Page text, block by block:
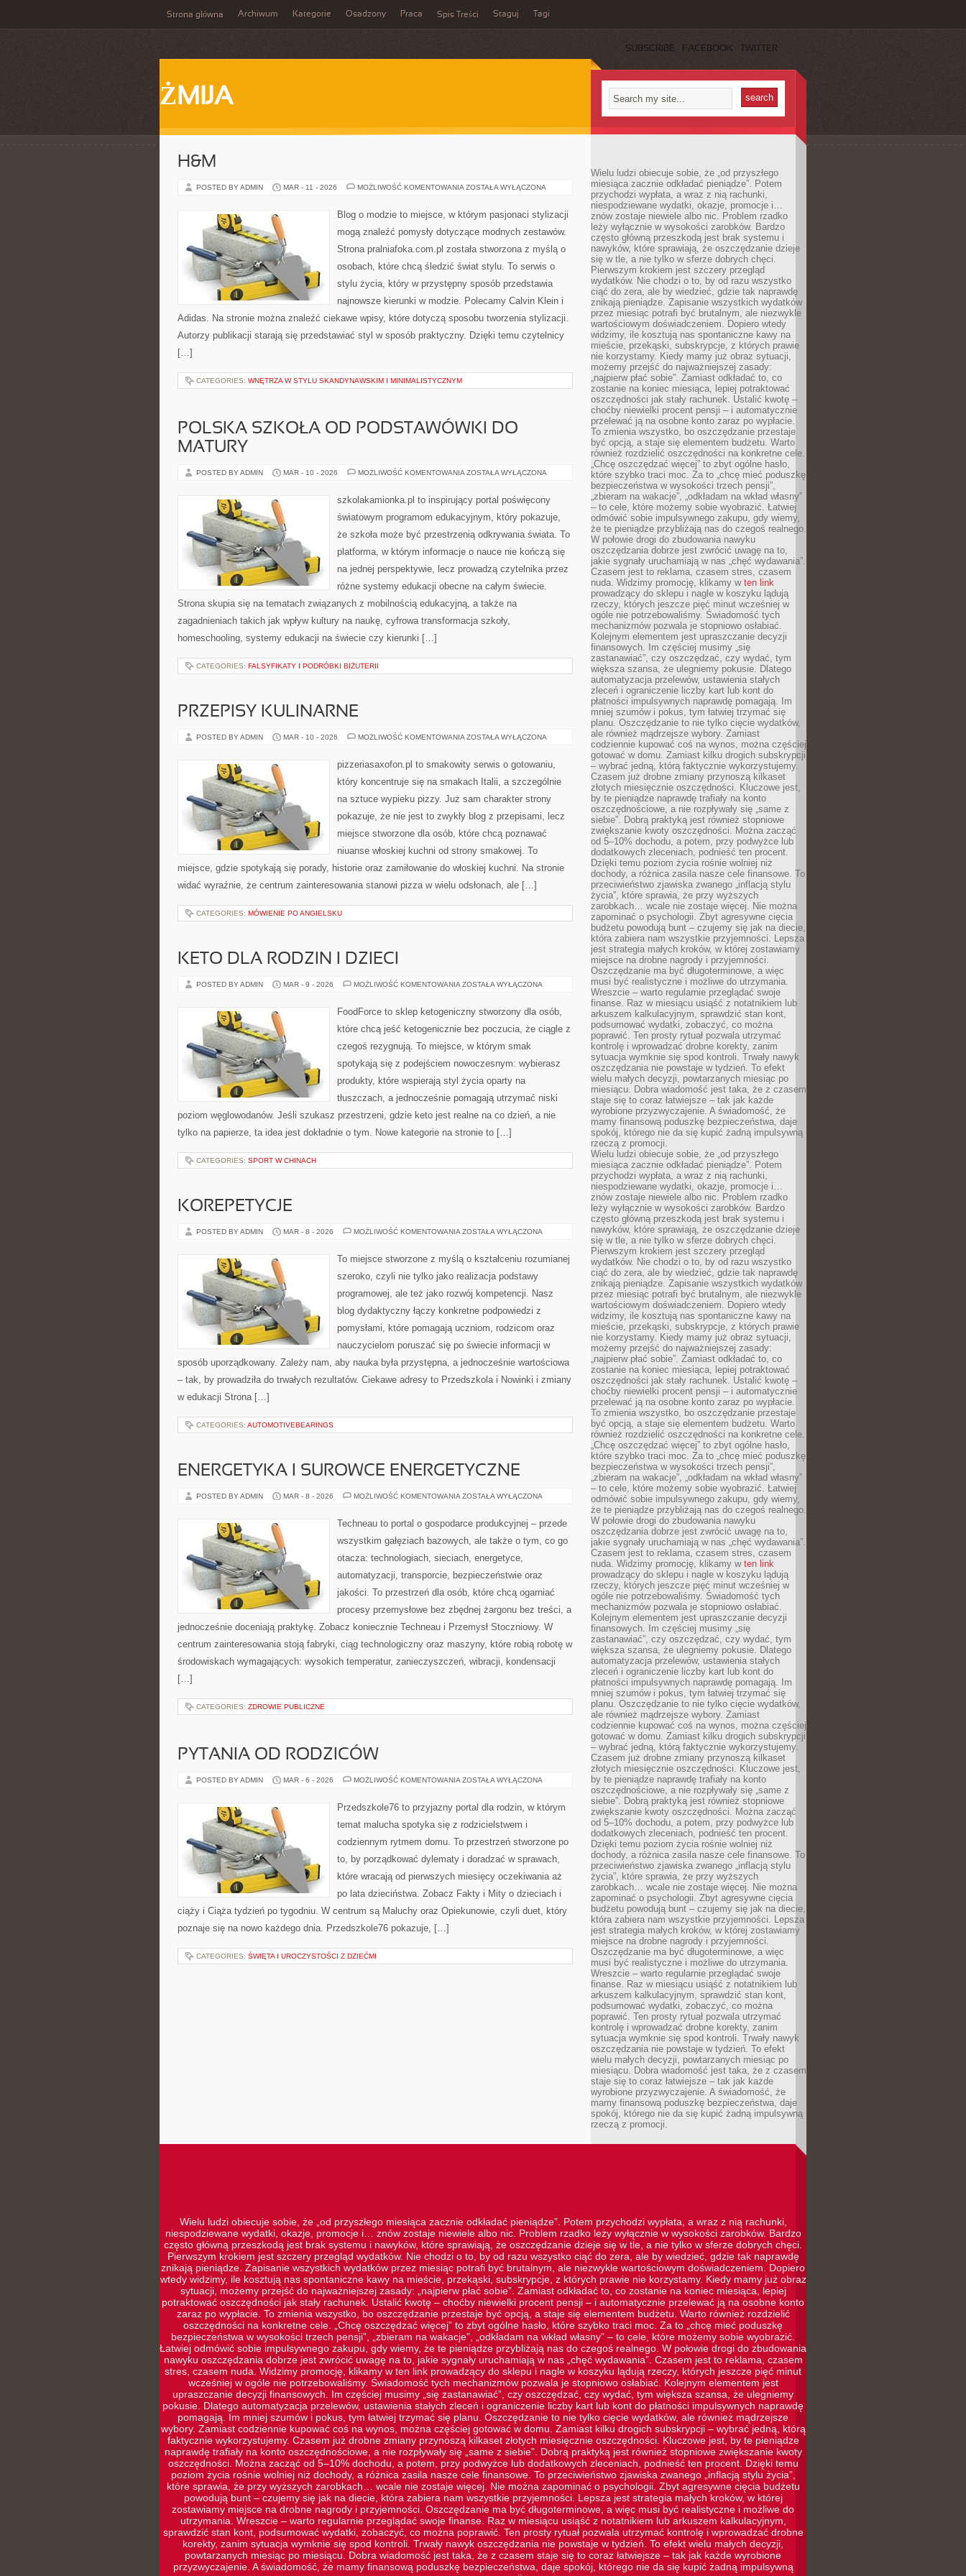
Strona główna Archiwum Kategorie Osadzony Praca Spis Treści Staguj Tagi
SUBSCRIBE FACEBOOK TWITTER
ŻMIJA
H&M
POSTED BY ADMIN MAR - 11 - 2026 MOŻLIWOŚĆ KOMENTOWANIA H&M
ZOSTAŁA WYŁĄCZONA
Blog o modzie to miejsce, w którym pasjonaci stylizacji
mogą znaleźć pomysły dotyczące modnych zestawów.
Strona pralniafoka.com.pl została stworzona z myślą o
osobach, które chcą śledzić świat stylu. To serwis o
stylu życia, który w przystępny sposób przedstawia
najnowsze kierunki w modzie. Polecamy Calvin Klein i
Adidas. Na stronie można znaleźć ciekawe wpisy, które dotyczą sposobu tworzenia stylizacji.
Autorzy publikacji starają się przedstawiać styl w sposób praktyczny. Dzięki temu czytelnicy
[…]
CATEGORIES: WNĘTRZA W STYLU SKANDYNAWSKIM I MINIMALISTYCZNYM
POLSKA SZKOŁA OD PODSTAWÓWKI DO
MATURY
POSTED BY ADMIN MAR - 10 - 2026 MOŻLIWOŚĆ KOMENTOWANIA POLSKA
PODSTAWÓWKI
DO
ZOSTAŁA WYŁĄCZONA
szkolakamionka.pl to inspirujący portal poświęcony
światowym programom edukacyjnym, który pokazuje,
że szkoła może być przestrzenią odkrywania świata. To
platforma, w którym informacje o nauce nie kończą się
na jednej perspektywie, lecz prowadzą czytelnika przez
różne systemy edukacji obecne na całym świecie.
Strona skupia się na tematach związanych z mobilnością edukacyjną, a także na
zagadnieniach takich jak wpływ kultury na naukę, cyfrowa transformacja szkoły,
homeschooling, systemy edukacji na świecie czy kierunki […]
CATEGORIES: FALSYFIKATY I PODRÓBKI BIŻUTERII
PRZEPISY KULINARNE
POSTED BY ADMIN MAR - 10 - 2026 MOŻLIWOŚĆ KOMENTOWANIA PRZEPISY
ZOSTAŁA WYŁĄCZONA
pizzeriasaxofon.pl to smakowity serwis o gotowaniu,
który koncentruje się na smakach Italii, a szczególnie
na sztuce wypieku pizzy. Już sam charakter strony
pokazuje, że nie jest to zwykły blog z przepisami, lecz
miejsce stworzone dla osób, które chcą poznawać
niuanse włoskiej kuchni od strony smakowej. To
miejsce, gdzie spotykają się porady, historie oraz zamiłowanie do włoskiej kuchni. Na stronie
widać wyraźnie, że centrum zainteresowania stanowi pizza w wielu odsłonach, ale […]
CATEGORIES: MÓWIENIE PO ANGIELSKU
KETO DLA RODZIN I DZIECI
POSTED BY ADMIN MAR - 9 - 2026 MOŻLIWOŚĆ KOMENTOWANIA KETO
DZIECI
ZOSTAŁA WYŁĄCZONA
FoodForce to sklep ketogeniczny stworzony dla osób,
które chcą jeść ketogenicznie bez poczucia, że ciągle z
czegoś rezygnują. To miejsce, w którym smak
spotykają się z podejściem nowoczesnym: wybierasz
produkty, które wspierają styl życia oparty na
tłuszczach, a jednocześnie pomagają utrzymać niski
poziom węglowodanów. Jeśli szukasz przestrzeni, gdzie keto jest realne na co dzień, a nie
tylko na papierze, ta idea jest dokładnie o tym. Nowe kategorie na stronie to […]
CATEGORIES: SPORT W CHINACH
KOREPETYCJE
POSTED BY ADMIN MAR - 8 - 2026 MOŻLIWOŚĆ KOMENTOWANIA KOREPETYCJE
ZOSTAŁA WYŁĄCZONA
To miejsce stworzone z myślą o kształceniu rozumianej
szeroko, czyli nie tylko jako realizacja podstawy
programowej, ale też jako rozwój kompetencji. Nasz
blog dydaktyczny łączy konkretne podpowiedzi z
pomysłami, które pomagają uczniom, rodzicom oraz
nauczycielom poruszać się po świecie informacji w
sposób uporządkowany. Zależy nam, aby nauka była przystępna, a jednocześnie wartościowa
– tak, by prowadziła do trwałych rezultatów. Ciekawe adresy to Przedszkola i Nowinki i zmiany
w edukacji Strona […]
CATEGORIES: AUTOMOTIVEBEARINGS
ENERGETYKA I SUROWCE ENERGETYCZNE
POSTED BY ADMIN MAR - 8 - 2026 MOŻLIWOŚĆ KOMENTOWANIA ENERGETYKA
ENERGETYCZNE
ZOSTAŁA WYŁĄCZONA
Techneau to portal o gospodarce produkcyjnej – przede
wszystkim gałęziach bazowych, ale także o tym, co go
otacza: technologiach, sieciach, energetyce,
automatyzacji, transporcie, bezpieczeństwie oraz
jakości. To przestrzeń dla osób, które chcą ogarniać
procesy przemysłowe bez zbędnej żargonu bez treści, a
jednocześnie doceniają praktykę. Zobacz koniecznie Techneau i Przemysł Stoczniowy. W
centrum zainteresowania stoją fabryki, ciąg technologiczny oraz maszyny, które robią robotę w
środowiskach wymagających: wysokich temperatur, zanieczyszczeń, wibracji, kondensacji
[…]
CATEGORIES: ZDROWIE PUBLICZNE
PYTANIA OD RODZICÓW
POSTED BY ADMIN MAR - 6 - 2026 MOŻLIWOŚĆ KOMENTOWANIA PYTANIA
ZOSTAŁA WYŁĄCZONA
Przedszkole76 to przyjazny portal dla rodzin, w którym
temat malucha spotyka się z rodzicielstwem i
codziennym rytmem domu. To przestrzeń stworzone po
to, by porządkować dylematy i doradzać w sprawach,
które wracają od pierwszych miesięcy oczekiwania aż
po lata dzieciństwa. Zobacz Fakty i Mity o dzieciach i
ciąży i Ciąża tydzień po tygodniu. W centrum są Maluchy oraz Opiekunowie, czyli duet, który
poznaje się na nowo każdego dnia. Przedszkole76 pokazuje, […]
CATEGORIES: ŚWIĘTA I UROCZYSTOŚCI Z DZIEĆMI
Wielu ludzi obiecuje sobie, że „od przyszłego
miesiąca zacznie odkładać pieniądze”. Potem
przychodzi wypłata, a wraz z nią rachunki,
niespodziewane wydatki, okazje, promocje i…
znów zostaje niewiele albo nic. Problem rzadko
leży wyłącznie w wysokości zarobków. Bardzo
często główną przeszkodą jest brak systemu i
nawyków, które sprawiają, że oszczędzanie dzieje
się w tle, a nie tylko w sferze dobrych chęci.
Pierwszym krokiem jest szczery przegląd
wydatków. Nie chodzi o to, by od razu wszystko
ciąć do zera, ale by wiedzieć, gdzie tak naprawdę
znikają pieniądze. Zapisanie wszystkich wydatków
przez miesiąc potrafi być brutalnym, ale niezwykle
wartościowym doświadczeniem. Dopiero wtedy
widzimy, ile kosztują nas spontaniczne kawy na
mieście, przekąski, subskrypcje, z których prawie
nie korzystamy. Kiedy mamy już obraz sytuacji,
możemy przejść do najważniejszej zasady:
„najpierw płać sobie”. Zamiast odkładać to, co
zostanie na koniec miesiąca, lepiej potraktować
oszczędności jak stały rachunek. Ustalić kwotę –
choćby niewielki procent pensji – i automatycznie
przelewać ją na osobne konto zaraz po wypłacie.
To zmienia wszystko, bo oszczędzanie przestaje
być opcją, a staje się elementem budżetu. Warto
również rozdzielić oszczędności na konkretne cele.
„Chcę oszczędzać więcej” to zbyt ogólne hasło,
które szybko traci moc. Za to „chcę mieć poduszkę
bezpieczeństwa w wysokości trzech pensji”,
„zbieram na wakacje”, „odkładam na wkład własny”
– to cele, które możemy sobie wyobrazić. Łatwiej
odmówić sobie impulsywnego zakupu, gdy wiemy,
że te pieniądze przybliżają nas do czegoś realnego.
W połowie drogi do zbudowania nawyku
oszczędzania dobrze jest zwrócić uwagę na to,
jakie sygnały uruchamiają w nas „chęć wydawania”.
Czasem jest to reklama, czasem stres, czasem
nuda. Widzimy promocję, klikamy w ten link
prowadzący do sklepu i nagle w koszyku lądują
rzeczy, których jeszcze pięć minut wcześniej w
ogóle nie potrzebowaliśmy. Świadomość tych
mechanizmów pozwala je stopniowo osłabiać.
Kolejnym elementem jest upraszczanie decyzji
finansowych. Im częściej musimy „się
zastanawiać”, czy oszczędzać, czy wydać, tym
większa szansa, że ulegniemy pokusie. Dlatego
automatyzacja przelewów, ustawienia stałych
zleceń i ograniczenie liczby kart lub kont do
płatności impulsywnych naprawdę pomagają. Im
mniej szumów i pokus, tym łatwiej trzymać się
planu. Oszczędzanie to nie tylko cięcie wydatków,
ale również mądrzejsze wybory. Zamiast
codziennie kupować coś na wynos, można częściej
gotować w domu. Zamiast kilku drogich subskrypcji
– wybrać jedną, którą faktycznie wykorzystujemy.
Czasem już drobne zmiany przynoszą kilkaset
złotych miesięcznie oszczędności. Kluczowe jest,
by te pieniądze naprawdę trafiały na konto
oszczędnościowe, a nie rozpływały się „same z
siebie”. Dobrą praktyką jest również stopniowe
zwiększanie kwoty oszczędności. Można zacząć
od 5–10% dochodu, a potem, przy podwyżce lub
dodatkowych zleceniach, podnieść ten procent.
Dzięki temu poziom życia rośnie wolniej niż
dochody, a różnica zasila nasze cele finansowe. To
przeciwieństwo zjawiska zwanego „inflacją stylu
życia”, które sprawia, że przy wyższych
zarobkach… wcale nie zostaje więcej. Nie można
zapominać o psychologii. Zbyt agresywne cięcia
budżetu powodują bunt – czujemy się jak na diecie,
która zabiera nam wszystkie przyjemności. Lepsza
jest strategia małych kroków, w której zostawiamy
miejsce na drobne nagrody i przyjemności.
Oszczędzanie ma być długoterminowe, a więc
musi być realistyczne i możliwe do utrzymania.
Wreszcie – warto regularnie przeglądać swoje
finanse. Raz w miesiącu usiąść z notatnikiem lub
arkuszem kalkulacyjnym, sprawdzić stan kont,
podsumować wydatki, zobaczyć, co można
poprawić. Ten prosty rytuał pozwala utrzymać
kontrolę i wprowadzać drobne korekty, zanim
sytuacja wymknie się spod kontroli. Trwały nawyk
oszczędzania nie powstaje w tydzień. To efekt
wielu małych decyzji, powtarzanych miesiąc po
miesiącu. Dobra wiadomość jest taka, że z czasem
staje się to coraz łatwiejsze – tak jak każde
wyrobione przyzwyczajenie. A świadomość, że
mamy finansową poduszkę bezpieczeństwa, daje
spokój, którego nie da się kupić żadną impulsywną
rzeczą z promocji.
Wielu ludzi obiecuje sobie, że „od przyszłego
miesiąca zacznie odkładać pieniądze”. Potem
przychodzi wypłata, a wraz z nią rachunki,
niespodziewane wydatki, okazje, promocje i…
znów zostaje niewiele albo nic. Problem rzadko
leży wyłącznie w wysokości zarobków. Bardzo
często główną przeszkodą jest brak systemu i
nawyków, które sprawiają, że oszczędzanie dzieje
się w tle, a nie tylko w sferze dobrych chęci.
Pierwszym krokiem jest szczery przegląd
wydatków. Nie chodzi o to, by od razu wszystko
ciąć do zera, ale by wiedzieć, gdzie tak naprawdę
znikają pieniądze. Zapisanie wszystkich wydatków
przez miesiąc potrafi być brutalnym, ale niezwykle
wartościowym doświadczeniem. Dopiero wtedy
widzimy, ile kosztują nas spontaniczne kawy na
mieście, przekąski, subskrypcje, z których prawie
nie korzystamy. Kiedy mamy już obraz sytuacji,
możemy przejść do najważniejszej zasady:
„najpierw płać sobie”. Zamiast odkładać to, co
zostanie na koniec miesiąca, lepiej potraktować
oszczędności jak stały rachunek. Ustalić kwotę –
choćby niewielki procent pensji – i automatycznie
przelewać ją na osobne konto zaraz po wypłacie.
To zmienia wszystko, bo oszczędzanie przestaje
być opcją, a staje się elementem budżetu. Warto
również rozdzielić oszczędności na konkretne cele.
„Chcę oszczędzać więcej” to zbyt ogólne hasło,
które szybko traci moc. Za to „chcę mieć poduszkę
bezpieczeństwa w wysokości trzech pensji”,
„zbieram na wakacje”, „odkładam na wkład własny”
– to cele, które możemy sobie wyobrazić. Łatwiej
odmówić sobie impulsywnego zakupu, gdy wiemy,
że te pieniądze przybliżają nas do czegoś realnego.
W połowie drogi do zbudowania nawyku
oszczędzania dobrze jest zwrócić uwagę na to,
jakie sygnały uruchamiają w nas „chęć wydawania”.
Czasem jest to reklama, czasem stres, czasem
nuda. Widzimy promocję, klikamy w ten link
prowadzący do sklepu i nagle w koszyku lądują
rzeczy, których jeszcze pięć minut wcześniej w
ogóle nie potrzebowaliśmy. Świadomość tych
mechanizmów pozwala je stopniowo osłabiać.
Kolejnym elementem jest upraszczanie decyzji
finansowych. Im częściej musimy „się
zastanawiać”, czy oszczędzać, czy wydać, tym
większa szansa, że ulegniemy pokusie. Dlatego
automatyzacja przelewów, ustawienia stałych
zleceń i ograniczenie liczby kart lub kont do
płatności impulsywnych naprawdę pomagają. Im
mniej szumów i pokus, tym łatwiej trzymać się
planu. Oszczędzanie to nie tylko cięcie wydatków,
ale również mądrzejsze wybory. Zamiast
codziennie kupować coś na wynos, można częściej
gotować w domu. Zamiast kilku drogich subskrypcji
– wybrać jedną, którą faktycznie wykorzystujemy.
Czasem już drobne zmiany przynoszą kilkaset
złotych miesięcznie oszczędności. Kluczowe jest,
by te pieniądze naprawdę trafiały na konto
oszczędnościowe, a nie rozpływały się „same z
siebie”. Dobrą praktyką jest również stopniowe
zwiększanie kwoty oszczędności. Można zacząć
od 5–10% dochodu, a potem, przy podwyżce lub
dodatkowych zleceniach, podnieść ten procent.
Dzięki temu poziom życia rośnie wolniej niż
dochody, a różnica zasila nasze cele finansowe. To
przeciwieństwo zjawiska zwanego „inflacją stylu
życia”, które sprawia, że przy wyższych
zarobkach… wcale nie zostaje więcej. Nie można
zapominać o psychologii. Zbyt agresywne cięcia
budżetu powodują bunt – czujemy się jak na diecie,
która zabiera nam wszystkie przyjemności. Lepsza
jest strategia małych kroków, w której zostawiamy
miejsce na drobne nagrody i przyjemności.
Oszczędzanie ma być długoterminowe, a więc
musi być realistyczne i możliwe do utrzymania.
Wreszcie – warto regularnie przeglądać swoje
finanse. Raz w miesiącu usiąść z notatnikiem lub
arkuszem kalkulacyjnym, sprawdzić stan kont,
podsumować wydatki, zobaczyć, co można
poprawić. Ten prosty rytuał pozwala utrzymać
kontrolę i wprowadzać drobne korekty, zanim
sytuacja wymknie się spod kontroli. Trwały nawyk
oszczędzania nie powstaje w tydzień. To efekt
wielu małych decyzji, powtarzanych miesiąc po
miesiącu. Dobra wiadomość jest taka, że z czasem
staje się to coraz łatwiejsze – tak jak każde
wyrobione przyzwyczajenie. A świadomość, że
mamy finansową poduszkę bezpieczeństwa, daje
spokój, którego nie da się kupić żadną impulsywną
rzeczą z promocji.
Wielu ludzi obiecuje sobie, że „od przyszłego miesiąca zacznie odkładać pieniądze”. Potem przychodzi wypłata, a wraz z nią rachunki,
niespodziewane wydatki, okazje, promocje i… znów zostaje niewiele albo nic. Problem rzadko leży wyłącznie w wysokości zarobków. Bardzo
często główną przeszkodą jest brak systemu i nawyków, które sprawiają, że oszczędzanie dzieje się w tle, a nie tylko w sferze dobrych chęci.
Pierwszym krokiem jest szczery przegląd wydatków. Nie chodzi o to, by od razu wszystko ciąć do zera, ale by wiedzieć, gdzie tak naprawdę
znikają pieniądze. Zapisanie wszystkich wydatków przez miesiąc potrafi być brutalnym, ale niezwykle wartościowym doświadczeniem. Dopiero
wtedy widzimy, ile kosztują nas spontaniczne kawy na mieście, przekąski, subskrypcje, z których prawie nie korzystamy. Kiedy mamy już obraz
sytuacji, możemy przejść do najważniejszej zasady: „najpierw płać sobie”. Zamiast odkładać to, co zostanie na koniec miesiąca, lepiej
potraktować oszczędności jak stały rachunek. Ustalić kwotę – choćby niewielki procent pensji – i automatycznie przelewać ją na osobne konto
zaraz po wypłacie. To zmienia wszystko, bo oszczędzanie przestaje być opcją, a staje się elementem budżetu. Warto również rozdzielić
oszczędności na konkretne cele. „Chcę oszczędzać więcej” to zbyt ogólne hasło, które szybko traci moc. Za to „chcę mieć poduszkę
bezpieczeństwa w wysokości trzech pensji”, „zbieram na wakacje”, „odkładam na wkład własny” – to cele, które możemy sobie wyobrazić.
Łatwiej odmówić sobie impulsywnego zakupu, gdy wiemy, że te pieniądze przybliżają nas do czegoś realnego. W połowie drogi do zbudowania
nawyku oszczędzania dobrze jest zwrócić uwagę na to, jakie sygnały uruchamiają w nas „chęć wydawania”. Czasem jest to reklama, czasem
stres, czasem nuda. Widzimy promocję, klikamy w ten link prowadzący do sklepu i nagle w koszyku lądują rzeczy, których jeszcze pięć minut
wcześniej w ogóle nie potrzebowaliśmy. Świadomość tych mechanizmów pozwala je stopniowo osłabiać. Kolejnym elementem jest
upraszczanie decyzji finansowych. Im częściej musimy „się zastanawiać”, czy oszczędzać, czy wydać, tym większa szansa, że ulegniemy
pokusie. Dlatego automatyzacja przelewów, ustawienia stałych zleceń i ograniczenie liczby kart lub kont do płatności impulsywnych naprawdę
pomagają. Im mniej szumów i pokus, tym łatwiej trzymać się planu. Oszczędzanie to nie tylko cięcie wydatków, ale również mądrzejsze
wybory. Zamiast codziennie kupować coś na wynos, można częściej gotować w domu. Zamiast kilku drogich subskrypcji – wybrać jedną, którą
faktycznie wykorzystujemy. Czasem już drobne zmiany przynoszą kilkaset złotych miesięcznie oszczędności. Kluczowe jest, by te pieniądze
naprawdę trafiały na konto oszczędnościowe, a nie rozpływały się „same z siebie”. Dobrą praktyką jest również stopniowe zwiększanie kwoty
oszczędności. Można zacząć od 5–10% dochodu, a potem, przy podwyżce lub dodatkowych zleceniach, podnieść ten procent. Dzięki temu
poziom życia rośnie wolniej niż dochody, a różnica zasila nasze cele finansowe. To przeciwieństwo zjawiska zwanego „inflacją stylu życia”,
które sprawia, że przy wyższych zarobkach… wcale nie zostaje więcej. Nie można zapominać o psychologii. Zbyt agresywne cięcia budżetu
powodują bunt – czujemy się jak na diecie, która zabiera nam wszystkie przyjemności. Lepsza jest strategia małych kroków, w której
zostawiamy miejsce na drobne nagrody i przyjemności. Oszczędzanie ma być długoterminowe, a więc musi być realistyczne i możliwe do
utrzymania. Wreszcie – warto regularnie przeglądać swoje finanse. Raz w miesiącu usiąść z notatnikiem lub arkuszem kalkulacyjnym,
sprawdzić stan kont, podsumować wydatki, zobaczyć, co można poprawić. Ten prosty rytuał pozwala utrzymać kontrolę i wprowadzać drobne
korekty, zanim sytuacja wymknie się spod kontroli. Trwały nawyk oszczędzania nie powstaje w tydzień. To efekt wielu małych decyzji,
powtarzanych miesiąc po miesiącu. Dobra wiadomość jest taka, że z czasem staje się to coraz łatwiejsze – tak jak każde wyrobione
przyzwyczajenie. A świadomość, że mamy finansową poduszkę bezpieczeństwa, daje spokój, którego nie da się kupić żadną impulsywną